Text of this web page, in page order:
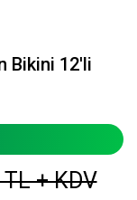
Bikini 12'li
+ KDV